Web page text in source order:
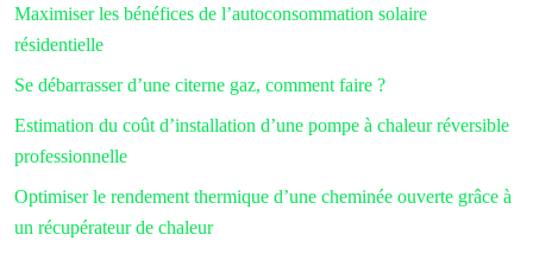
Maximiser les bénéfices de l’autoconsommation solaire
résidentielle
Se débarrasser d’une citerne gaz, comment faire ?
Estimation du coût d’installation d’une pompe à chaleur réversible
professionnelle
Optimiser le rendement thermique d’une cheminée ouverte grâce à
un récupérateur de chaleur